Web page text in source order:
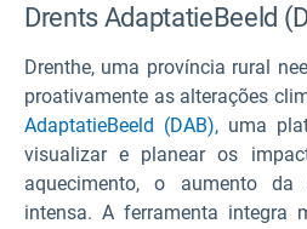
Drents AdaptatieBeeld
Drenthe, uma província rural
proativamente as alterações
AdaptatieBeeld (DAB), uma
visualizar e planear os
aquecimento, o aumento
intensa. A ferramenta integra